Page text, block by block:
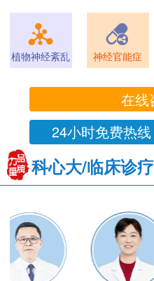
植物神经紊乱 神经官能症
在线
24小时免费热
科心大/临床诊